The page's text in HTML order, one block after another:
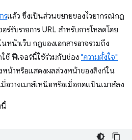
รแล้ว ซึ่งเป็นส่วนขยายของไวยากรณ์กฎ
อร์รับรายการ URL สำหรับการโหลดโดย
น้าเว็บ กฎของเอกสารอาจรวมถึง
ช้ ฟีเจอร์นี้ใช้ร่วมกับช่อง "ความตั้งใจ"
น้าหรือแสดงผลล่วงหน้าของลิงก์ใน
วางเมาส์เหนือหรือเมื่อกดแป้นเมาส์ลง
นี้